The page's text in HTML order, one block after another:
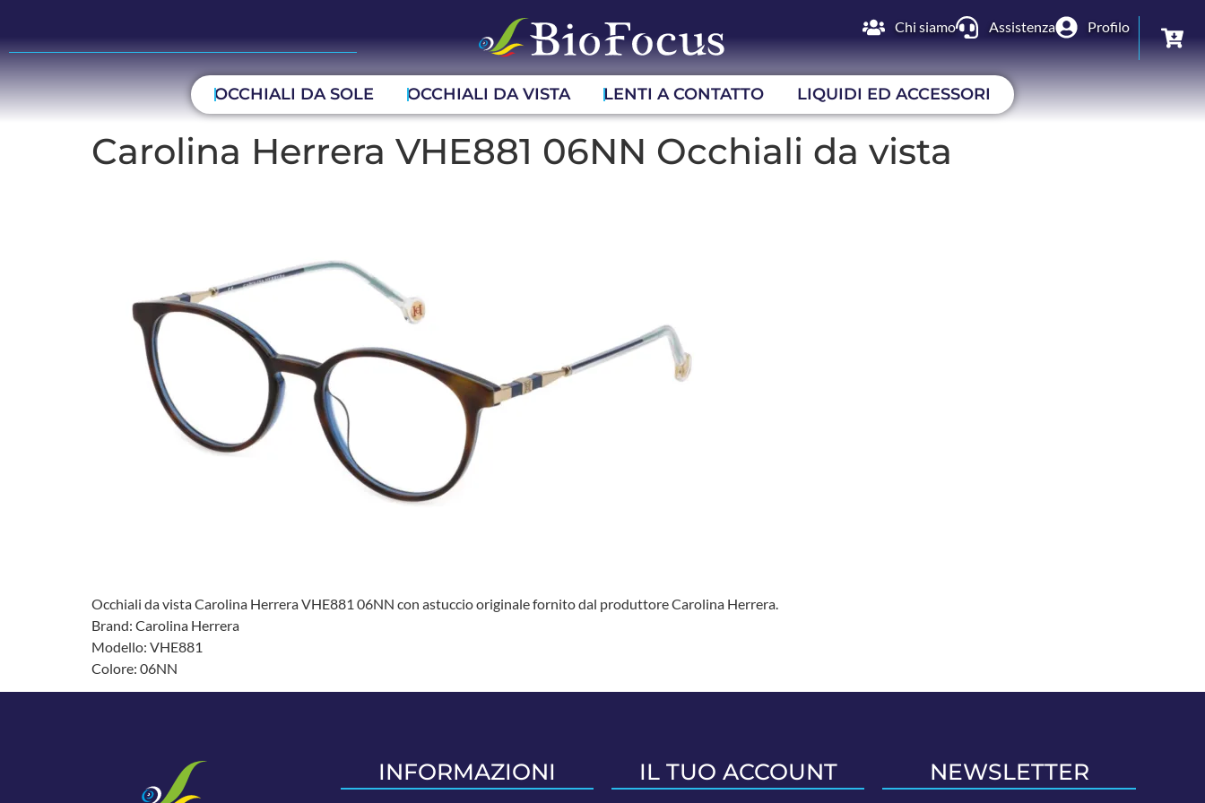
Chi siamo Assistenza Profilo
OCCHIALI DA SOLE OCCHIALI DA VISTA LENTI A CONTATTO LIQUIDI ED ACCESSORI
Carolina Herrera VHE881 06NN Occhiali da vista
Occhiali da vista Carolina Herrera VHE881 06NN con astuccio originale fornito dal produttore Carolina Herrera.
Brand: Carolina Herrera
Modello: VHE881
Colore: 06NN
INFORMAZIONI IL TUO ACCOUNT NEWSLETTER